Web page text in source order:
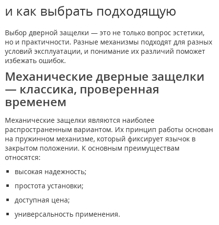
и как выбрать подходящую
Выбор дверной защелки — это не только вопрос эстетики,
но и практичности. Разные механизмы подходят для разных
условий эксплуатации, и понимание их различий поможет
избежать ошибок.
Механические дверные защелки
— классика, проверенная
временем
Механические защелки являются наиболее
распространенным вариантом. Их принцип работы основан
на пружинном механизме, который фиксирует язычок в
закрытом положении. К основным преимуществам
относятся:
высокая надежность;
простота установки;
доступная цена;
универсальность применения.